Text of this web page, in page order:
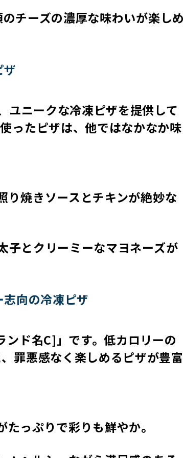
チーズの濃厚な味わいが楽しめ
ニークな冷凍ピザを提供して
ったピザは、他ではなかなか味
焼きソースとチキンが絶妙な
とクリーミーなマヨネーズが
向の冷凍ピザ
ド名C]」です。低カロリーの
罪悪感なく楽しめるピザが豊富
っぷりで彩りも鮮やか。